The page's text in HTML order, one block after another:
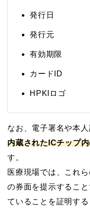
発行日
発行元
有効期限
カードID
HPKIロゴ
なお、電子署名や本
内蔵されたICチップ
す。
医療現場では、これ
の券面を提示するこ
ていることを証明す